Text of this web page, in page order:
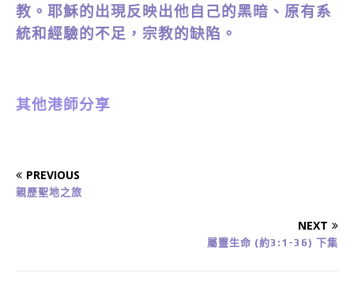
教。耶穌的出現反映出他自己的黑暗、原有系
統和經驗的不足，宗教的缺陷。
其他港師分享
PREVIOUS
親歷聖地之旅
NEXT
屬靈生命 (約3:1-36) 下集